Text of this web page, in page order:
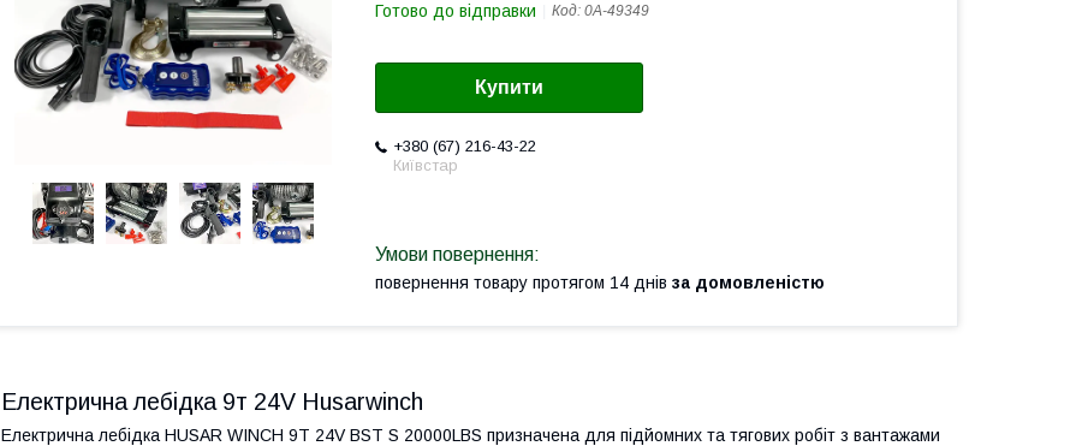
Готово до відправки Код: 0А-49349
Купити
+380 (67) 216-43-22
Київстар
повернення товару протягом 14 днів за домовленістю
Електрична лебідка 9т 24V Husarwinch
Електрична лебідка HUSAR WINCH 9T 24V BST S 20000LBS призначена для підйомних та тягових робіт з вантажами